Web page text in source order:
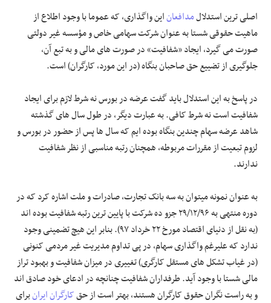
اصلی ترین استدلالمدافعاناین واگذاری، که عموما با وجود اطلاع از
ماهیت حقوقی شستا به عنوان شرکت سهامی خاص و مؤسسه غیر دولتی
صورت می گیرد، ایجاد «شفافیت» در صورت های مالی و به تبع آن،
جلوگیری از تضییع حق صاحبان بنگاه (در این مورد، کارگران) است.
در پاسخ به این استدلال باید گفت عرضه در بورس نه شرط لازم برای ایجاد
شفافیت است نه شرط کافی. به عبارت دیگر، در طول سال های گذشته
شاهد عرضه سهام چندین بنگاه بوده ایم که سال ها پس از حضور در بورس و
لزوم تبعیت از مقررات مربوطه، همچنان رتبه مناسبی از نظر شفافیت
ندارند.
به عنوان نمونه میتوان به سه بانک تجارت، صادرات و ملت اشاره کرد که در
دوره منتهی به ۲۹/۱۲/۹۶ جزو ده شرکت با پایین ترین رتبه شفافیت بوده اند
(به نقل از دنیای اقتصاد مورخ ۲۲ خرداد ۹۷). بنابر این هیچ تضمینی وجود
ندارد که علیرغم واگذاری سهام، در پی تداوم مدیریت غیر مردمی کنونی
(در غیاب تشکل های مستقل کارگری) تغییری در میزان شفافیت و بهبود تراز
مالی شستا با وجود آید. طرفداران شفافیت چنانچه در ادعای خود صادق اند
و به راست نگران حقوق کارگران هستند، بهتر است از حقکارگران ایرانبرای